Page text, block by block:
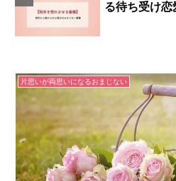
る待ち受け恋
片思いが両思いになるおまじない